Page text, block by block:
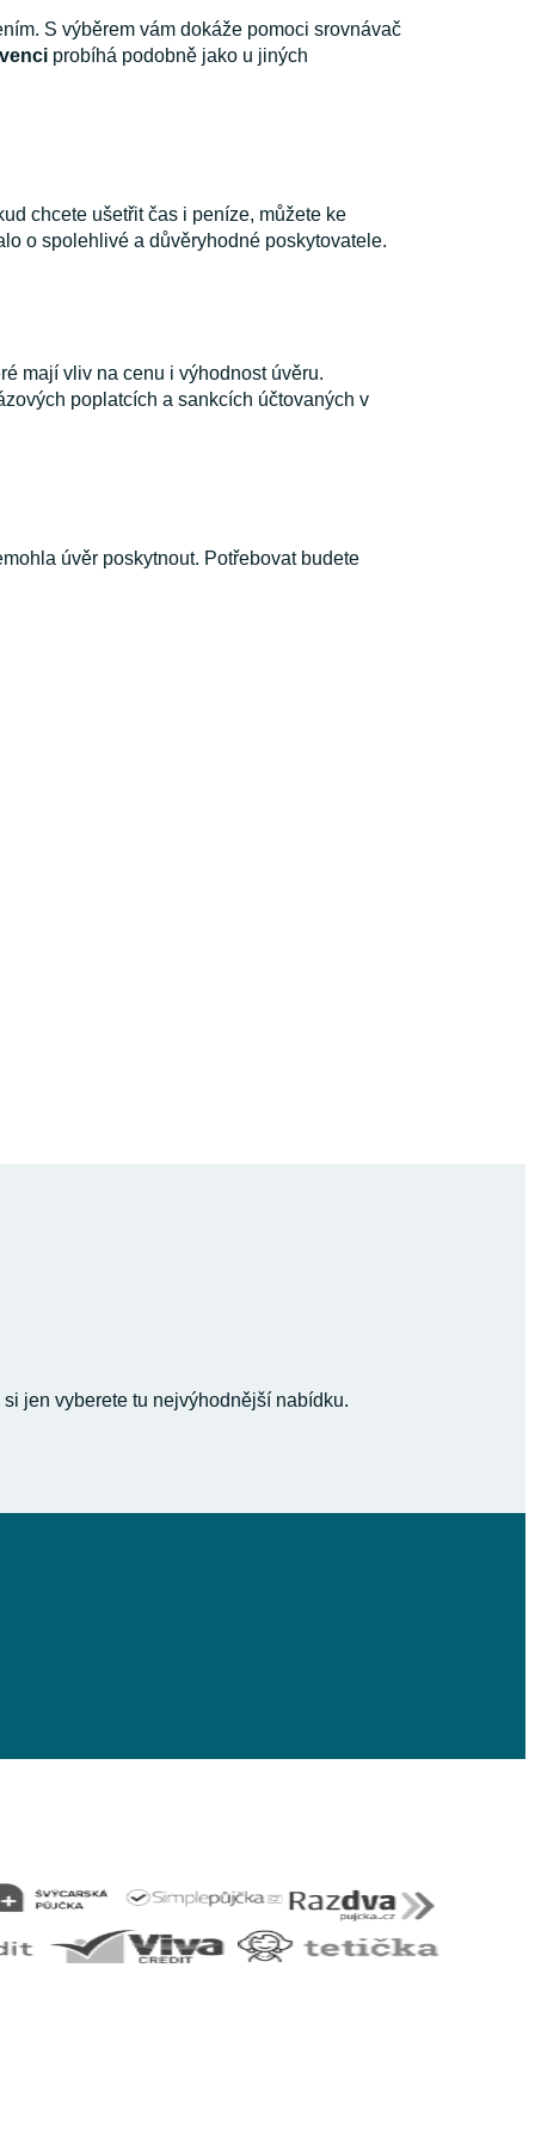
S výběrem vám dokáže pomoci srovnávač
probíhá podobně jako u jiných
chcete ušetřit čas i peníze, můžete ke
o spolehlivé a důvěryhodné poskytovatele.
mají vliv na cenu i výhodnost úvěru.
poplatcích a sankcích účtovaných v
úvěr poskytnout. Potřebovat budete
jen vyberete tu nejvýhodnější nabídku.